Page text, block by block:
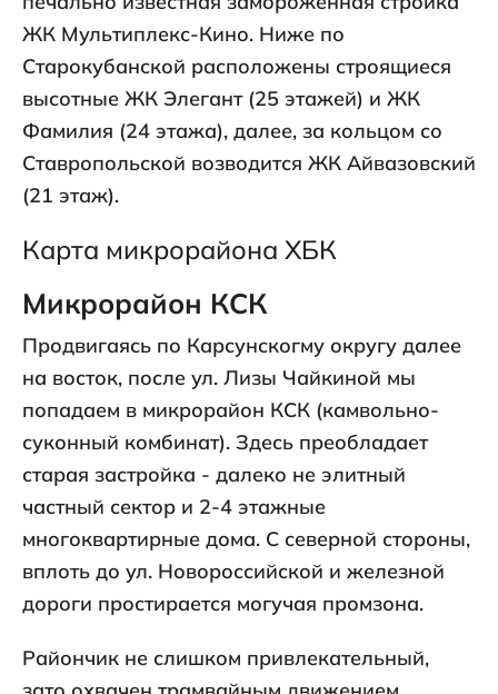
ЖК Мультиплекс-Кино. Ниже по
Старокубанской расположены строящиеся
высотные ЖК Элегант (25 этажей) и ЖК
Фамилия (24 этажа), далее, за кольцом со
Ставропольской возводится ЖК Айвазовский
(21 этаж).
Карта микрорайона ХБК
Микрорайон КСК
Продвигаясь по Карсунскогму округу далее
на восток, после ул. Лизы Чайкиной мы
попадаем в микрорайон КСК (камвольно-
суконный комбинат). Здесь преобладает
старая застройка - далеко не элитный
частный сектор и 2-4 этажные
многоквартирные дома. С северной стороны,
вплоть до ул. Новороссийской и железной
дороги простирается могучая промзона.
Райончик не слишком привлекательный,